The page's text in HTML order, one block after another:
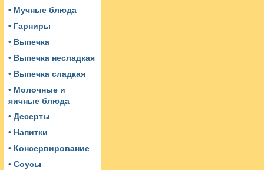
• Мучные блюда
• Гарниры
• Выпечка
• Выпечка несладкая
• Выпечка сладкая
• Молочные и
яичные блюда
• Десерты
• Напитки
• Консервирование
• Соусы